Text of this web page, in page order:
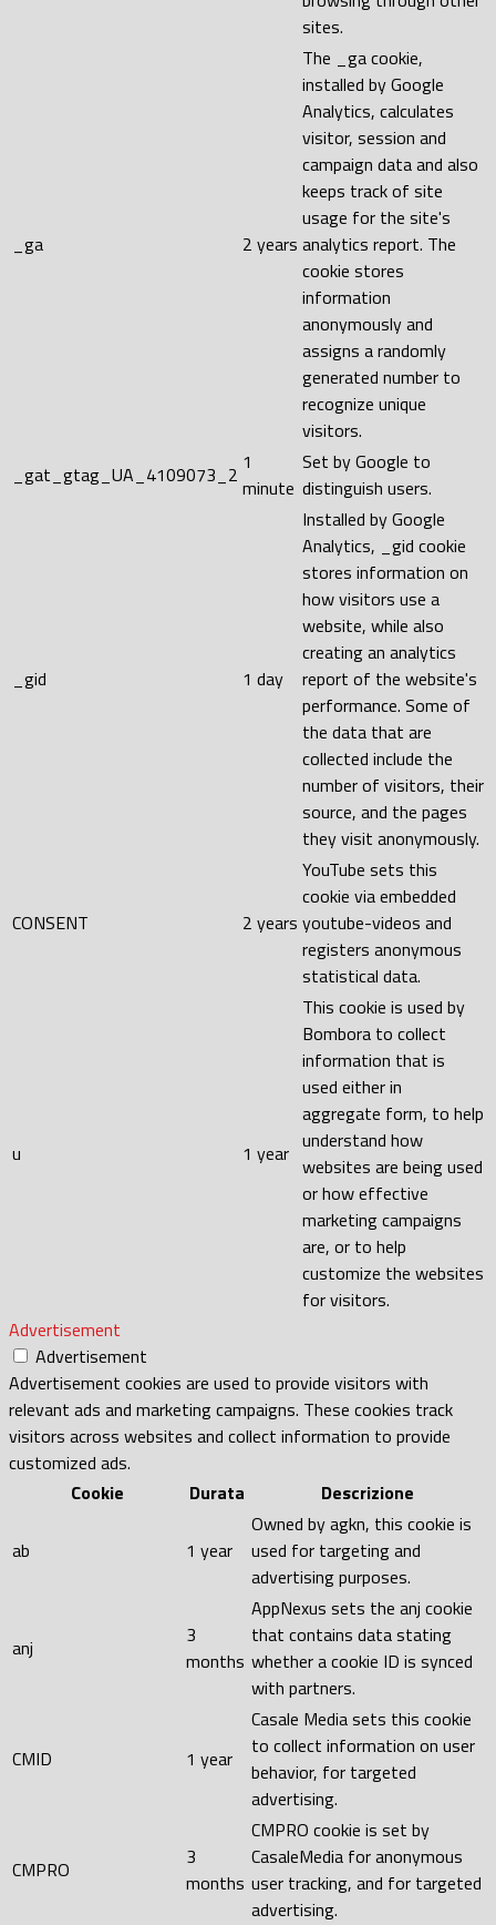
sites.
_ga 2 years
The _ga cookie,
installed by Google
Analytics, calculates
visitor, session and
campaign data and also
keeps track of site
usage for the site's
analytics report. The
cookie stores
information
anonymously and
assigns a randomly
generated number to
recognize unique
visitors.
_gat_gtag_UA_4109073_2 1
minute
Set by Google to
distinguish users.
_gid 1 day
Installed by Google
Analytics, _gid cookie
stores information on
how visitors use a
website, while also
creating an analytics
report of the website's
performance. Some of
the data that are
collected include the
number of visitors, their
source, and the pages
they visit anonymously.
CONSENT 2 years
YouTube sets this
cookie via embedded
youtube-videos and
registers anonymous
statistical data.
u 1 year
This cookie is used by
Bombora to collect
information that is
used either in
aggregate form, to help
understand how
websites are being used
or how effective
marketing campaigns
are, or to help
customize the websites
for visitors.
Advertisement
Advertisement
Advertisement cookies are used to provide visitors with
relevant ads and marketing campaigns. These cookies track
visitors across websites and collect information to provide
customized ads.
Cookie
Durata Descrizione
ab 1 year
Owned by agkn, this cookie is
used for targeting and
advertising purposes.
anj
3
months
AppNexus sets the anj cookie
that contains data stating
whether a cookie ID is synced
with partners.
CMID 1 year
Casale Media sets this cookie
to collect information on user
behavior, for targeted
advertising.
CMPRO
3
months
CMPRO cookie is set by
CasaleMedia for anonymous
user tracking, and for targeted
advertising.